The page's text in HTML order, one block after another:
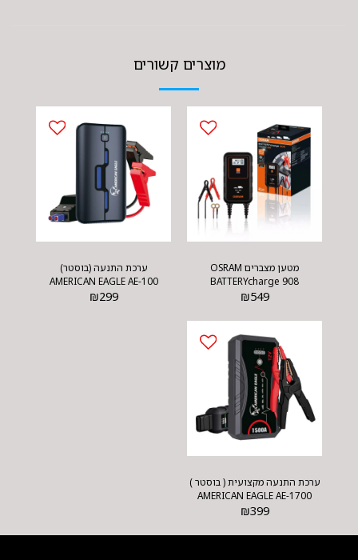
מוצרים קשורים
מטען מצברים OSRAM
BATTERYcharge 908
₪549
ערכת התנעה (בוסטר)
AMERICAN EAGLE AE-100
₪299
ערכת התנעה מקצועית ( בוסטר )
AMERICAN EAGLE AE-1700
₪399